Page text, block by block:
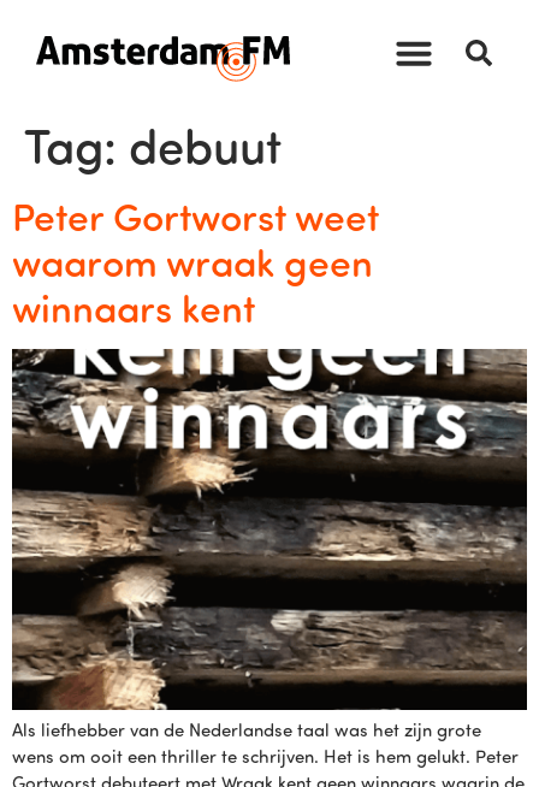
Tag: debuut
Peter Gortworst weet
waarom wraak geen
winnaars kent
Als liefhebber van de Nederlandse taal was het zijn grote
wens om ooit een thriller te schrijven. Het is hem gelukt. Peter